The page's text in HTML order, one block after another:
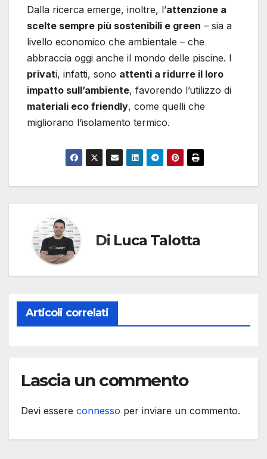
Dalla ricerca emerge, inoltre, l’attenzione a
scelte sempre più sostenibili e green – sia a
livello economico che ambientale – che
abbraccia oggi anche il mondo delle piscine. I
privati, infatti, sono attenti a ridurre il loro
impatto sull’ambiente, favorendo l’utilizzo di
materiali eco friendly, come quelli che
migliorano l’isolamento termico.
Di Luca Talotta
Articoli correlati
Lascia un commento
Devi essere connesso per inviare un commento.